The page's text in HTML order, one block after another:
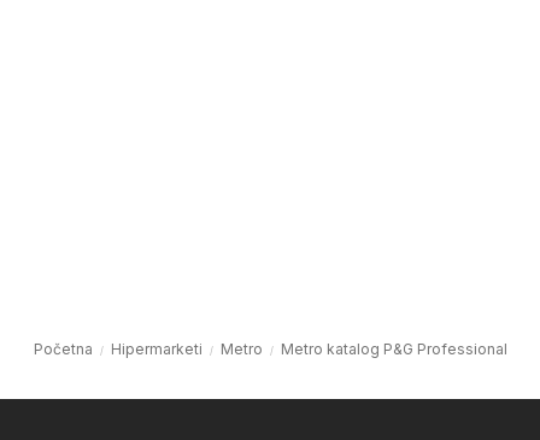
Početna Hipermarketi Metro Metro katalog P&G Professional